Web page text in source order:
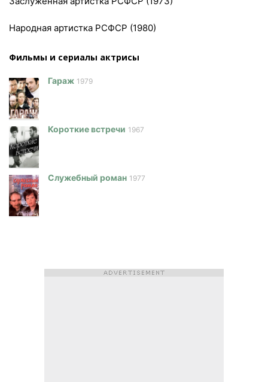
Народная артистка РСФСР (1980)
Фильмы и сериалы актриcы
Гараж 1979
Короткие встречи 1967
Служебный роман 1977